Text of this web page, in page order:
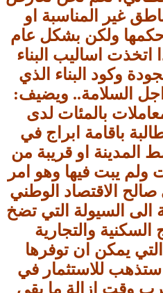
غير المناسبة او
ولكن بشكل عام
اتخذت اساليب البناء
وكود البناء الذي
السلامة.. ويضيف:
بالمئات لدى
باقامة ابراج في
او قريبة من
يبت فيها وهو امر
الاقتصاد الوطني
الى السيولة التي تضخ
السكنية والتجارية
يمكن ان توفرها
للاستثمار في
وقت ازالة ما بقي